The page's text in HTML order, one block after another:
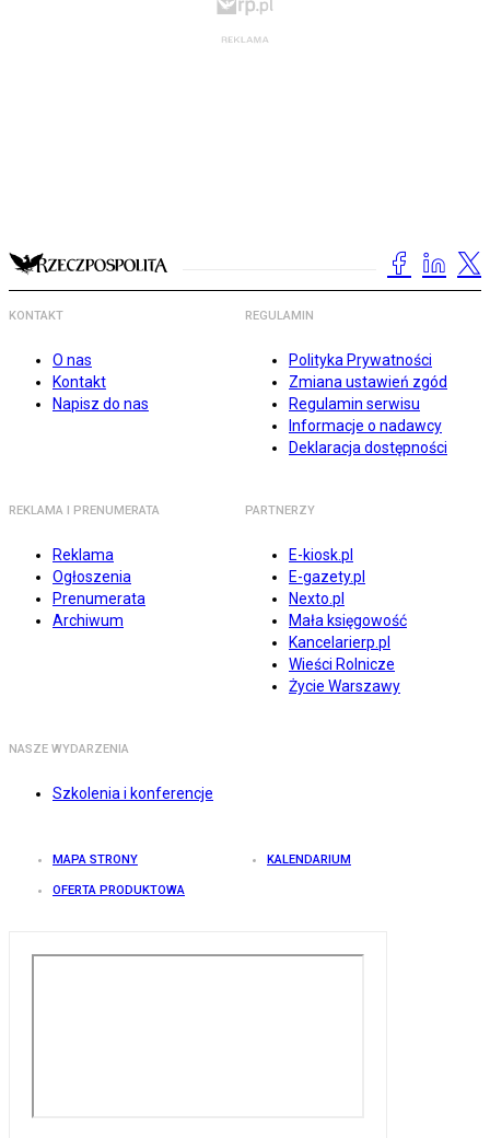
KONTAKT
O nas
Kontakt
Napisz do nas
REGULAMIN
Polityka Prywatności
Zmiana ustawień zgód
Regulamin serwisu
Informacje o nadawcy
Deklaracja dostępności
REKLAMA I PRENUMERATA
Reklama
Ogłoszenia
Prenumerata
Archiwum
PARTNERZY
E-kiosk.pl
E-gazety.pl
Nexto.pl
Mała księgowość
Kancelarierp.pl
Wieści Rolnicze
Życie Warszawy
NASZE WYDARZENIA
Szkolenia i konferencje
MAPA STRONY KALENDARIUM
OFERTA PRODUKTOWA